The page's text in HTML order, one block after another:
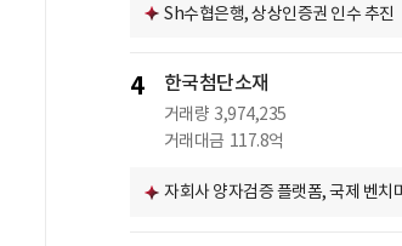
Sh수협은행, 상상인증권 인수 추진
4 한국첨단소재
거래량 3,974,235
거래대금 117.8억
자회사 양자검증 플랫폼, 국제 벤치